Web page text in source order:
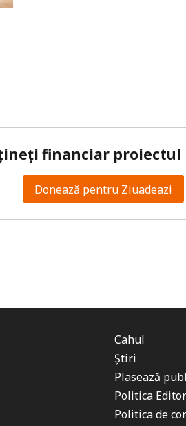
financiar proiectul
Donează pentru Ziuadeazi
Cahul
Știri
Plasează
Politica
Politica de